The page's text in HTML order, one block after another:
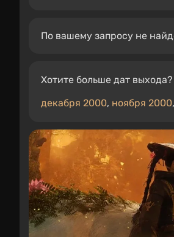
По вашему запросу не
Хотите больше дат
декабря 2000, ноября 2000,